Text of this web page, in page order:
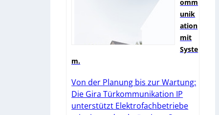
omm
unik
ation
mit
Syste
m.
Von der Planung bis zur Wartung:
Die Gira Türkommunikation IP
unterstützt Elektrofachbetriebe